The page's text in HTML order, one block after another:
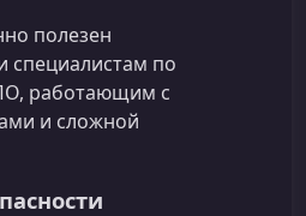
полезен
специалистам по
работающим с
и сложной